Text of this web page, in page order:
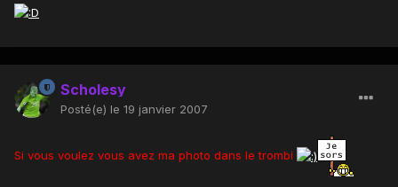
Scholesy
Posté(e) le 19 janvier 2007
Si vous voulez vous avez ma photo dans le trombi